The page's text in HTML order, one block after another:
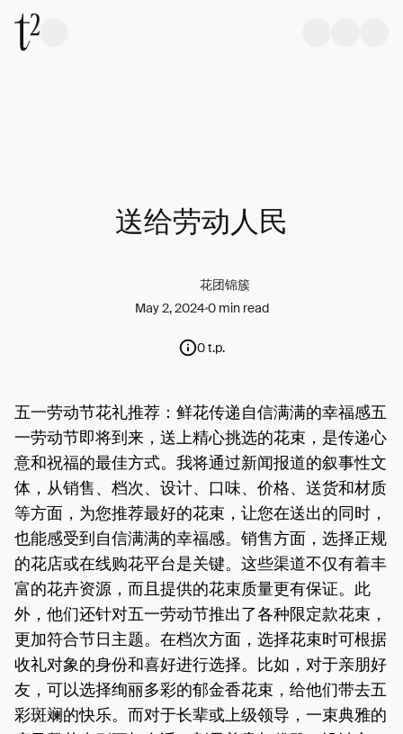
送给劳动人民
花团锦簇
May 2, 20240 min read
0 t.p.
五一劳动节花礼推荐：鲜花传递自信满满的幸福感五
一劳动节即将到来，送上精心挑选的花束，是传递心
意和祝福的最佳方式。我将通过新闻报道的叙事性文
体，从销售、档次、设计、口味、价格、送货和材质
等方面，为您推荐最好的花束，让您在送出的同时，
也能感受到自信满满的幸福感。销售方面，选择正规
的花店或在线购花平台是关键。这些渠道不仅有着丰
富的花卉资源，而且提供的花束质量更有保证。此
外，他们还针对五一劳动节推出了各种限定款花束，
更加符合节日主题。在档次方面，选择花束时可根据
收礼对象的身份和喜好进行选择。比如，对于亲朋好
友，可以选择绚丽多彩的郁金香花束，给他们带去五
彩斑斓的快乐。而对于长辈或上级领导，一束典雅的